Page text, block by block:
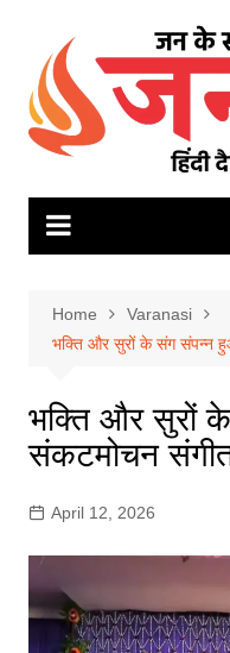
content
Home
Varanasi
भक्ति और सुरों के संग संपन्न
भक्ति और सुरों
संकटमोचन संगीत
April 12, 2026